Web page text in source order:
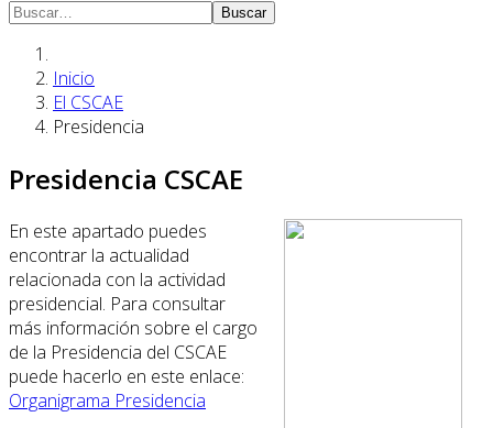
Buscar
Inicio
El CSCAE
Presidencia
Presidencia CSCAE
En este apartado puedes
encontrar la actualidad
relacionada con la actividad
presidencial. Para consultar
más información sobre el cargo
de la Presidencia del CSCAE
puede hacerlo en este enlace:
Organigrama Presidencia